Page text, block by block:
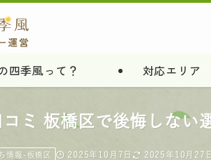
四季風って？ 対応エリア
ミ 板橋区で後悔しない
情報-板橋区 2025年10月7日 2025年10月27日